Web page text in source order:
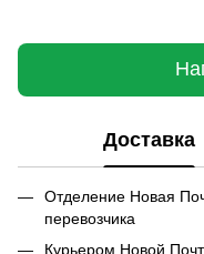
Доставка
Отделение Новая
перевозчика
Курьером Новой